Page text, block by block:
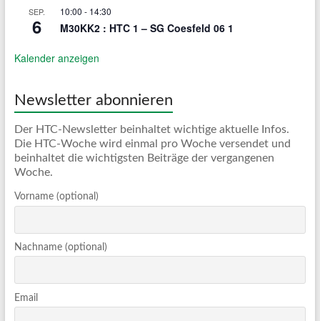
SEP.
6
10:00 - 14:30
M30KK2 : HTC 1 – SG Coesfeld 06 1
Kalender anzeigen
Newsletter abonnieren
Der HTC-Newsletter beinhaltet wichtige aktuelle Infos.
Die HTC-Woche wird einmal pro Woche versendet und
beinhaltet die wichtigsten Beiträge der vergangenen
Woche.
Vorname (optional)
Nachname (optional)
Email